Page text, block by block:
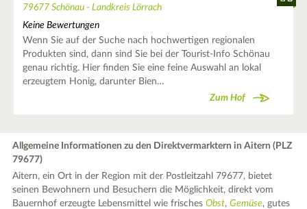
79677 Schönau - Landkreis Lörrach
Keine Bewertungen
Wenn Sie auf der Suche nach hochwertigen regionalen
Produkten sind, dann sind Sie bei der Tourist-Info Schönau
genau richtig. Hier finden Sie eine feine Auswahl an lokal
erzeugtem Honig, darunter Bien…
Zum Hof
Allgemeine Informationen zu den Direktvermarktern in Aitern (PLZ
79677)
Aitern, ein Ort in der Region mit der Postleitzahl 79677, bietet
seinen Bewohnern und Besuchern die Möglichkeit, direkt vom
Bauernhof erzeugte Lebensmittel wie frischesObst,Gemüse, gutes